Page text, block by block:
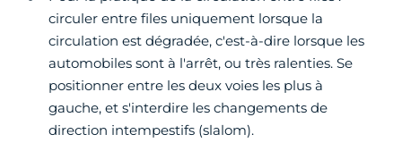
circuler entre files uniquement lorsque la
circulation est dégradée, c'est-à-dire lorsque les
automobiles sont à l'arrêt, ou très ralenties. Se
positionner entre les deux voies les plus à
gauche, et s'interdire les changements de
direction intempestifs (slalom).